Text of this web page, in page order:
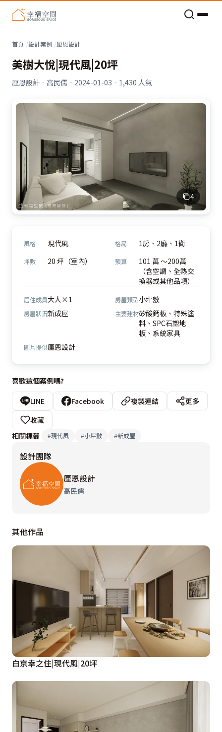
首頁 設計案例 厘恩設計
美樹大悅|現代風|20坪
厘恩設計 · 高民儒 · 2024-01-03 · 1,430 人氣
4
風格 現代風 格局 1房、2廳、1衛
坪數 20 坪（室內） 預算
101 萬 ～200萬
（含空調、全熱交
換器或其他品項）
居住成員大人×1 房屋類型小坪數
房屋狀況新成屋 主要建材矽酸鈣板、特殊塗
料、SPC石塑地
板、系統家具
圖片提供厘恩設計
喜歡這個案例嗎?
LINE Facebook 複製連結
更多
收藏
相關標籤
#現代風 #小坪數 #新成屋
設計團隊
厘恩設計
高民儒
其他作品
白京幸之住|現代風|20坪